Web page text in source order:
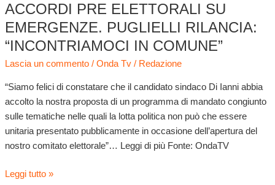
ACCORDI PRE ELETTORALI SU
EMERGENZE. PUGLIELLI RILANCIA:
“INCONTRIAMOCI IN COMUNE”
Lascia un commento / Onda Tv/ Redazione
“Siamo felici di constatare che il candidato sindaco Di Ianni abbia
accolto la nostra proposta di un programma di mandato congiunto
sulle tematiche nelle quali la lotta politica non può che essere
unitaria presentato pubblicamente in occasione dell’apertura del
nostro comitato elettorale”… Leggi di più Fonte: OndaTV
Accordi
pre
su
emergenze.
Comune”
Leggi tutto »